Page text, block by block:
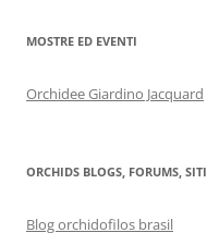
MOSTRE ED EVENTI
Orchidee Giardino Jacquard
ORCHIDS BLOGS, FORUMS, SITI
Blog orchidofilos brasil